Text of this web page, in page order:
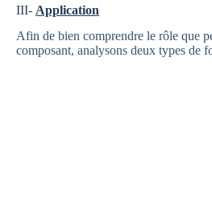
\quad I=\frac {
U-{ V }{ 12 } }{
R }
III- Application
Afin de bien comprendre le rôle que
composant, analysons deux types de